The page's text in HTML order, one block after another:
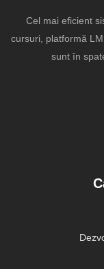
Cel mai eficient
cursuri, platformă
sunt în